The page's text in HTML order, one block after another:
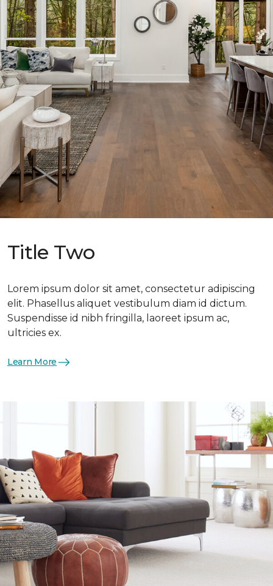
Title Two
Lorem ipsum dolor sit amet, consectetur adipiscing
elit. Phasellus aliquet vestibulum diam id dictum.
Suspendisse id nibh fringilla, laoreet ipsum ac,
ultricies ex.
Learn More